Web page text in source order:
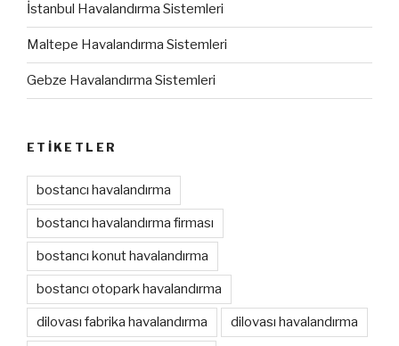
İstanbul Havalandırma Sistemleri
Maltepe Havalandırma Sistemleri
Gebze Havalandırma Sistemleri
ETIKETLER
bostancı havalandırma
bostancı havalandırma firması
bostancı konut havalandırma
bostancı otopark havalandırma
dilovası fabrika havalandırma dilovası havalandırma